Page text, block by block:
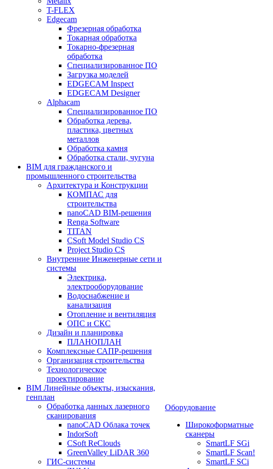
T-FLEX
Edgecam
Фрезерная обработка
Токарная обработка
Токарно-фрезерная
обработка
Специализированное ПО
Загрузка моделей
EDGECAM Inspect
EDGECAM Designer
Alphacam
Специализированное ПО
Обработка дерева,
пластика, цветных
металлов
Обработка камня
Обработка стали, чугуна
BIM для гражданского и
промышленного строительства
Архитектура и Конструкции
КОМПАС для
строительства
nanoCAD BIM-решения
Renga Software
TITAN
CSoft Model Studio CS
Project Studio CS
Внутренние Инженерные сети и
системы
Электрика,
электрооборудование
Водоснабжение и
канализация
Отопление и вентиляция
ОПС и СКС
Дизайн и планировка
ПЛАНОПЛАН
Комплексные САПР-решения
Организация строительства
Технологическое
проектирование
BIM Линейные объекты, изыскания,
генплан
Обработка данных лазерного
сканирования
nanoCAD Облака точек
IndorSoft
CSoft ReClouds
GreenValley LiDAR 360
ГИС-системы
Оборудование
Широкоформатные
сканеры
SmartLF SGi
SmartLF Scan!
SmartLF SCi